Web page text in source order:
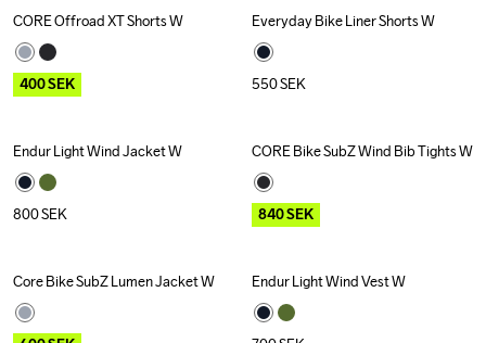
Outlet
CORE Offroad XT Shorts W
400SEK
Everyday Bike Liner Shorts W
550SEK
Endur Light Wind Jacket W
800SEK
Outlet Recycled
CORE Bike SubZ Wind Bib Tights W
840SEK
Outlet
Core Bike SubZ Lumen Jacket W Endur Light Wind Vest W